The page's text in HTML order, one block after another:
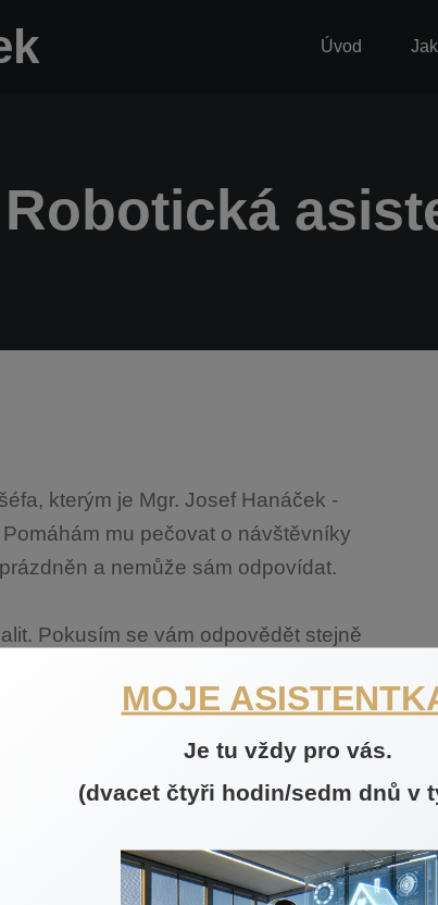
Úvod
Robotická
kterým je Mgr. Josef Hanáček -
mu pečovat o návštěvníky
a nemůže sám odpovídat.
Pokusím se vám odpovědět stejně
s něčím rady, dám mu vědět,
MOJE
Je tu vždy pro vás.
(dvacet čtyři hodin/sedm dnů v